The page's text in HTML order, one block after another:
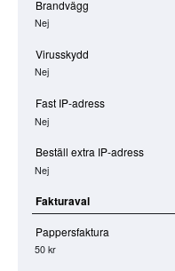
Brandvägg
Nej
Virusskydd
Nej
Fast IP-adress
Nej
Beställ extra IP-adress
Nej
Fakturaval
Pappersfaktura
50 kr